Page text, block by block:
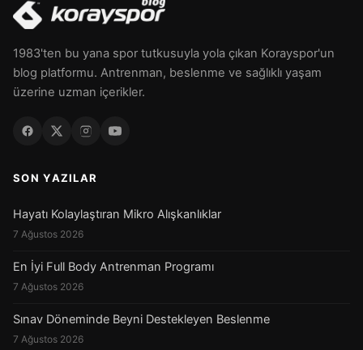
1983'ten bu yana spor tutkusuyla yola çıkan Korayspor'un
blog platformu. Antrenman, beslenme ve sağlıklı yaşam
üzerine uzman içerikler.
SON YAZILAR
Hayatı Kolaylaştıran Mikro Alışkanlıklar
7 Ağustos 2026
En İyi Full Body Antrenman Programı
7 Ağustos 2026
Sınav Döneminde Beyni Destekleyen Beslenme
7 Ağustos 2026